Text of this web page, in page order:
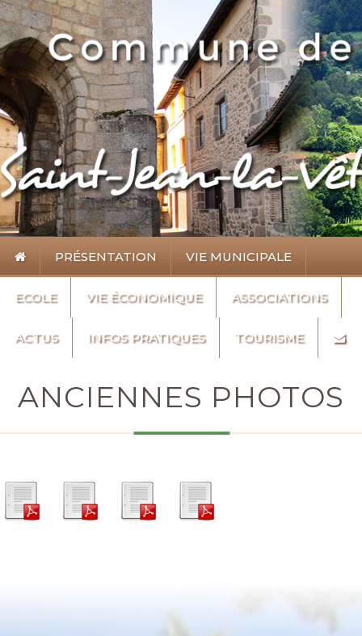
PRÉSENTATION VIE MUNICIPALE
ECOLE VIE ÉCONOMIQUE ASSOCIATIONS
ACTUS INFOS PRATIQUES TOURISME
ANCIENNES PHOTOS